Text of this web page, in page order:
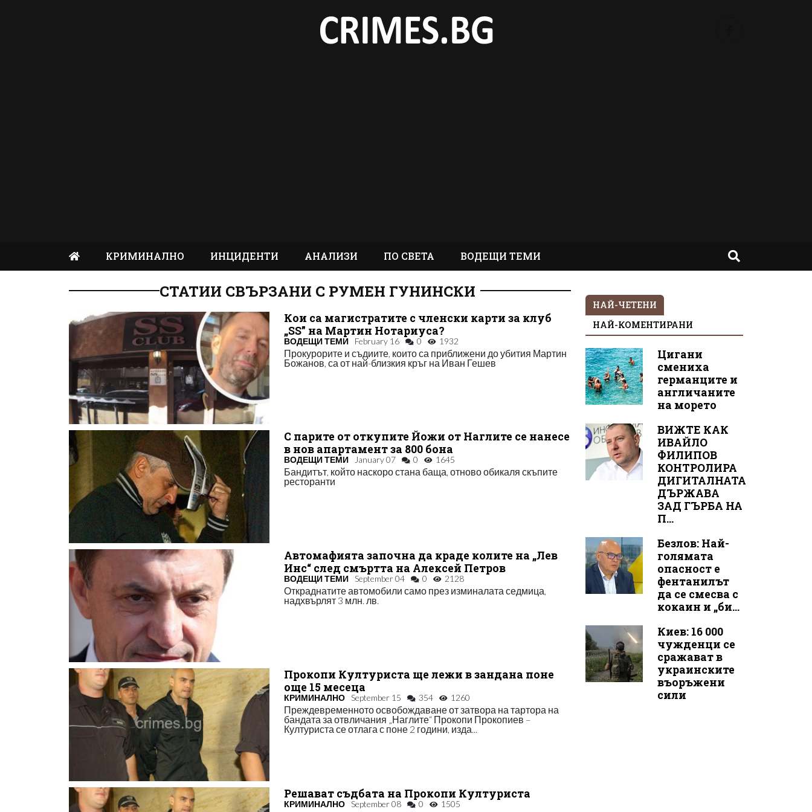
КРИМИНАЛНО ИНЦИДЕНТИ АНАЛИЗИ ПО СВЕТА ВОДЕЩИ ТЕМИ
СТАТИИ СВЪРЗАНИ С РУМЕН ГУНИНСКИ
Кои са магистратите с членски карти за клуб
„SS” на Мартин Нотариуса?
ВОДЕЩИ ТЕМИ February 16 0 1932
Прокурорите и съдиите, които са приближени до убития Мартин
Божанов, са от най-близкия кръг на Иван Гешев
С парите от откупите Йожи от Наглите се нанесе
в нов апартамент за 800 бона
ВОДЕЩИ ТЕМИ January 07 0 1645
Бандитът, който наскоро стана баща, отново обикаля скъпите
ресторанти
Автомафията започна да краде колите на „Лев
Инс“ след смъртта на Алексей Петров
ВОДЕЩИ ТЕМИ September 04 0 2128
Откраднатите автомобили само през изминалата седмица,
надхвърлят 3 млн. лв.
Прокопи Културиста ще лежи в зандана поне
още 15 месеца
КРИМИНАЛНО September 15 354 1260
Преждевременното освобождаване от затвора на тартора на
бандата за отвличания „Наглите“ Прокопи Прокопиев –
Културиста се отлага с поне 2 години, изда...
Решават съдбата на Прокопи Културиста
КРИМИНАЛНО September 08 0 1505
НАЙ-ЧЕТЕНИ
НАЙ-КОМЕНТИРАНИ
Цигани
смениха
германците и
англичаните
на морето
ВИЖТЕ КАК
ИВАЙЛО
ФИЛИПОВ
КОНТРОЛИРА
ДИГИТАЛНАТА
ДЪРЖАВА
ЗАД ГЪРБА НА
П...
Безлов: Най-
голямата
опасност е
фентанилът
да се смесва с
кокаин и „би...
Киев: 16 000
чужденци се
сражават в
украинските
въоръжени
сили